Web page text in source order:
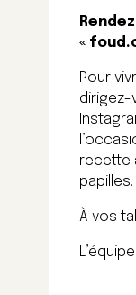
«
Pour
dirigez-
recette
papilles.
À vos